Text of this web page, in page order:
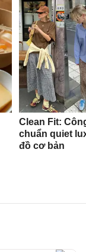
Clean Fit:
chuẩn quiet
đồ cơ bản